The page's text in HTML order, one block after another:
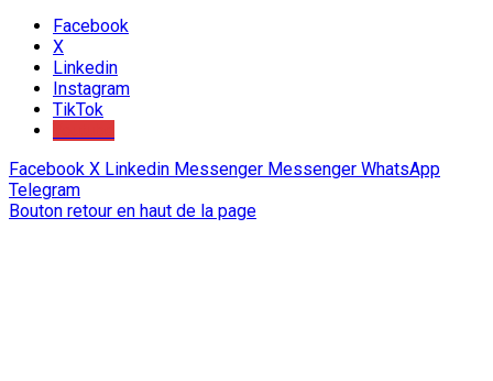
Facebook
X
Linkedin
Instagram
TikTok
Facebook X Linkedin Messenger Messenger WhatsApp
Telegram
Bouton retour en haut de la page